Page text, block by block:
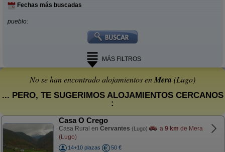
Fechas más buscadas
pueblo:
MÁS FILTROS
No se han encontrado alojamientos enMera (Lugo)
... PERO, TE SUGERIMOS ALOJAMIENTOS CERCANOS
:
Casa O Crego
Casa Rural en Cervantes (Lugo) a 9 km de Mera
(Lugo)
14+10 plazas
50 €